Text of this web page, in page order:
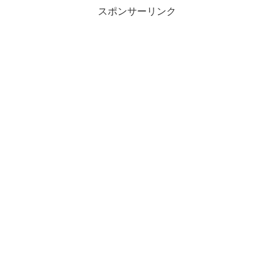
スポンサーリンク